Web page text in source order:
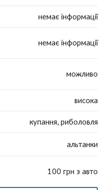
немає інформації
немає інформації
можливо
висока
купання, риболовля
альтанки
100 грн з авто